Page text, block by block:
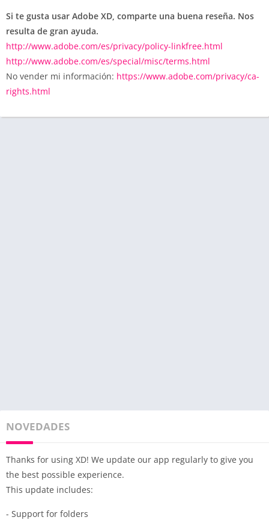
Si te gusta usar Adobe XD, comparte una buena reseña. Nos
resulta de gran ayuda.
http://www.adobe.com/es/privacy/policy-linkfree.html
http://www.adobe.com/es/special/misc/terms.html
No vender mi información: https://www.adobe.com/privacy/ca-
rights.html
NOVEDADES
Thanks for using XD! We update our app regularly to give you
the best possible experience.
This update includes:
- Support for folders